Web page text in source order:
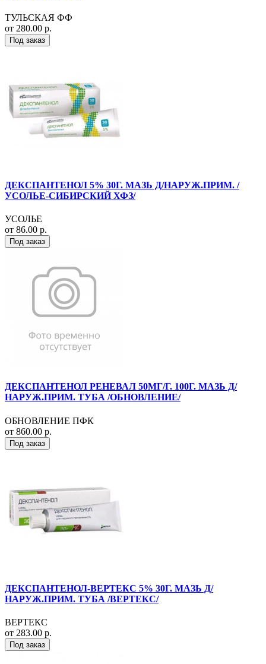
ТУЛЬСКАЯ ФФ
от 280.00 р.
Под заказ
ДЕКСПАНТЕНОЛ 5% 30Г. МАЗЬ Д/НАРУЖ.ПРИМ. /
УСОЛЬЕ-СИБИРСКИЙ ХФЗ/
УСОЛЬЕ
от 86.00 р.
Под заказ
ДЕКСПАНТЕНОЛ РЕНЕВАЛ 50МГ/Г. 100Г. МАЗЬ Д/
НАРУЖ.ПРИМ. ТУБА /ОБНОВЛЕНИЕ/
ОБНОВЛЕНИЕ ПФК
от 860.00 р.
Под заказ
ДЕКСПАНТЕНОЛ-ВЕРТЕКС 5% 30Г. МАЗЬ Д/
НАРУЖ.ПРИМ. ТУБА /ВЕРТЕКС/
ВЕРТЕКС
от 283.00 р.
Под заказ